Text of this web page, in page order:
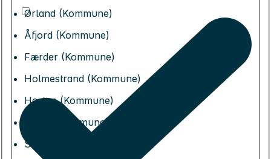
Ørland (Kommune)
Åfjord (Kommune)
Færder (Kommune)
Holmestrand (Kommune)
Horten (Kommune)
Larvik (Kommune)
Sandefjord (Kommune)